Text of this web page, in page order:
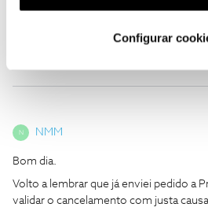
utilização dos cookies clicando
Configurar
N NMM
Bom dia.
Volto a lembrar que já enviei pedido a
validar o cancelamento com justa